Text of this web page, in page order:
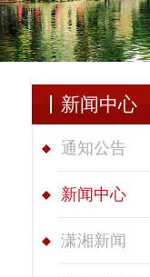
新闻中心
通知公告
新闻中心
潇湘新闻